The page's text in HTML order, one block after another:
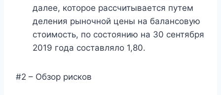
далее, которое рассчитывается путем
деления рыночной цены на балансовую
стоимость, по состоянию на 30 сентября
2019 года составляло 1,80.
#2 – Обзор рисков